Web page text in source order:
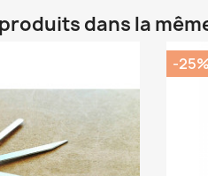
dans la
-25%